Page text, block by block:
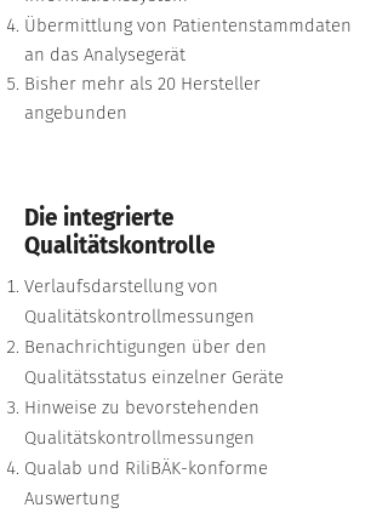
Übermittlung von Patientenstammdaten
an das Analysegerät
Bisher mehr als 20 Hersteller
angebunden
Die integrierte
Qualitätskontrolle
Verlaufsdarstellung von
Qualitätskontrollmessungen
Benachrichtigungen über den
Qualitätsstatus einzelner Geräte
Hinweise zu bevorstehenden
Qualitätskontrollmessungen
Qualab und RiliBÄK-konforme
Auswertung